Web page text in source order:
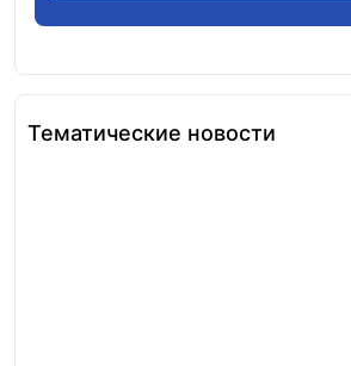
Тематические новости